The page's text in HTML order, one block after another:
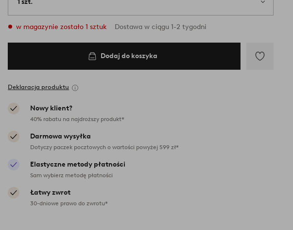
1 szt.
w magazynie zostało 1 sztuk Dostawa w ciągu 1-2 tygodni
Dodaj do koszyka
Deklaracja produktu
Nowy klient?
40% rabatu na najdroższy produkt*
Darmowa wysyłka
Dotyczy paczek pocztowych o wartości powyżej 599 zł*
Elastyczne metody płatności
Sam wybierz metodę płatności
Łatwy zwrot
30-dniowe prawo do zwrotu*